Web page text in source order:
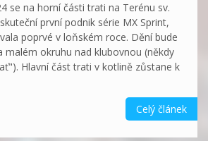
se na horní části trati na Terénu sv.
první podnik série MX Sprint,
poprvé v loňském roce. Dění bude
malém okruhu nad klubovnou (někdy
Hlavní část trati v kotlině zůstane k
Celý článek